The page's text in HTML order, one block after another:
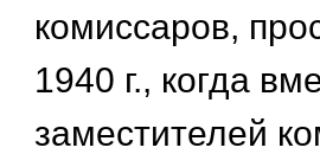
комиссаров,
1940 г., когда
заместителей